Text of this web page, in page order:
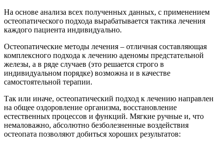
На основе анализа всех полученных данных, с применением
остеопатического подхода вырабатывается тактика лечения
каждого пациента индивидуально.
Остеопатические методы лечения – отличная составляющая
комплексного подхода к лечению аденомы предстательной
железы, а в ряде случаев (это решается строго в
индивидуальном порядке) возможна и в качестве
самостоятельной терапии.
Так или иначе, остеопатический подход к лечению направлен
на общее оздоровление организма, восстановление
естественных процессов и функций. Мягкие ручные и, что
немаловажно, абсолютно безболезненные воздействия
остеопата позволяют добиться хороших результатов: